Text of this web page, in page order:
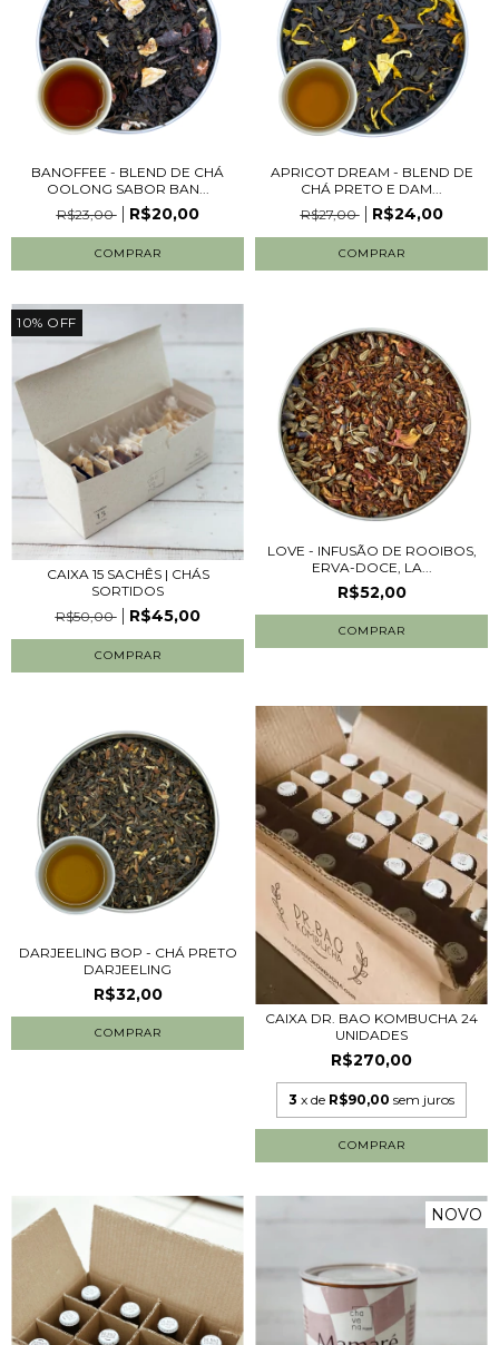
BANOFFEE - BLEND DE CHÁ
OOLONG SABOR BAN...
R$23,00
R$20,00
COMPRAR
APRICOT DREAM - BLEND DE
CHÁ PRETO E DAM...
R$27,00
R$24,00
COMPRAR
10% OFF
CAIXA 15 SACHÊS | CHÁS
SORTIDOS
R$50,00
R$45,00
LOVE - INFUSÃO DE ROOIBOS,
ERVA-DOCE, LA...
R$52,00
COMPRAR
DARJEELING BOP - CHÁ PRETO
DARJEELING
R$32,00
CAIXA DR. BAO KOMBUCHA 24
UNIDADES
R$270,00
3 x de R$90,00 sem juros
NOVO